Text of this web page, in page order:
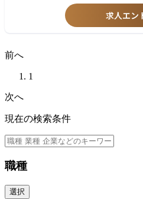
・Excelのマクロ（VBA）の業務使用経
求人エン
前へ
1
次へ
現在の検索条件
職種
選択